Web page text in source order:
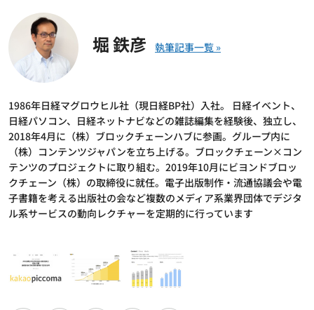
堀 鉄彦
1986年日経マグロウヒル社（現日経BP社）入社。 日経イベント、
日経パソコン、日経ネットナビなどの雑誌編集を経験後、独立し、
2018年4月に（株）ブロックチェーンハブに参画。グループ内に
（株）コンテンツジャパンを立ち上げる。ブロックチェーン×コン
テンツのプロジェクトに取り組む。2019年10月にビヨンドブロッ
クチェーン（株）の取締役に就任。電子出版制作・流通協議会や電
子書籍を考える出版社の会など複数のメディア系業界団体でデジタ
ル系サービスの動向レクチャーを定期的に行っています